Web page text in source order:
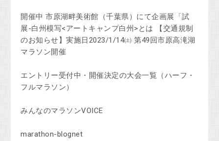
開催中 市原湖畔美術館（千葉県）にて企画展「試
展-白州模写<アートキャンプ白州>とは 【交通規制
のお知らせ】実施日2023/1/14㈯ 第49回市原高滝湖
マラソン開催
エントリー受付中・開催決定の大会一覧（ハーフ・
フルマラソン）
みんなのマラソンVOICE
marathon-blognet